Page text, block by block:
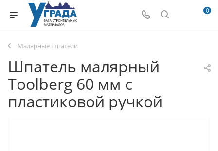
0
Малярные шпатели
Шпатель малярный
Toolberg 60 мм с
пластиковой ручкой